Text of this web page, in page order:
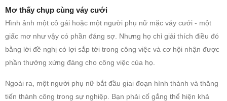
Mơ thấy chụp cùng váy cưới
Hình ảnh một cô gái hoặc một người phụ nữ mặc váy cưới - một
giấc mơ như vậy có phần đáng sợ. Nhưng họ chỉ giải thích điều đó
bằng lời đề nghị có lợi sắp tới trong công việc và cơ hội nhận được
phần thưởng xứng đáng cho công việc của họ.
Ngoài ra, một người phụ nữ bắt đầu giai đoạn hình thành và thăng
tiến thành công trong sự nghiệp. Bạn phải cố gắng thể hiện khả